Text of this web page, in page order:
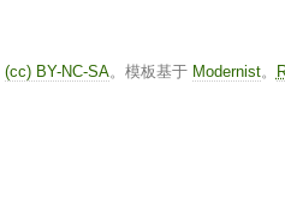
(cc) BY-NC-SA。模板基于 Modernist。